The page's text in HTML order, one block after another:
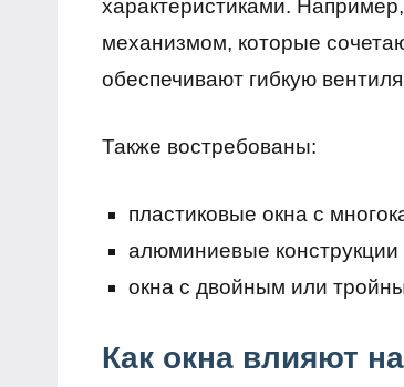
характеристиками.
механизмом, которые
обеспечивают гибкую
Также востребованы:
пластиковые окна с
алюминиевые конструкции
окна с двойным или
Как окна влияют